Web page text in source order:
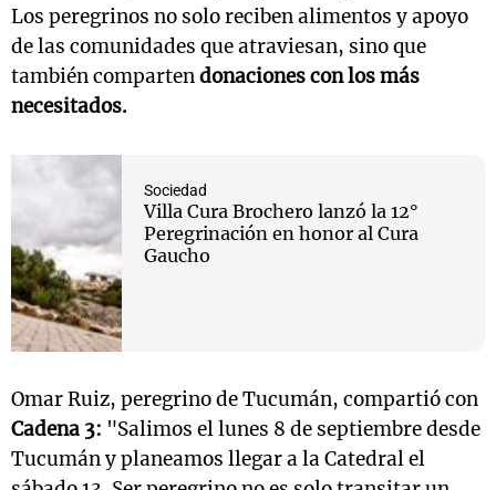
Los peregrinos no solo reciben alimentos y apoyo
de las comunidades que atraviesan, sino que
también compartendonaciones con los más
necesitados.
Sociedad
Villa Cura Brochero lanzó la 12°
Peregrinación en honor al Cura
Gaucho
Omar Ruiz, peregrino de Tucumán, compartió con
Cadena 3: "Salimos el lunes 8 de septiembre desde
Tucumán y planeamos llegar a la Catedral el